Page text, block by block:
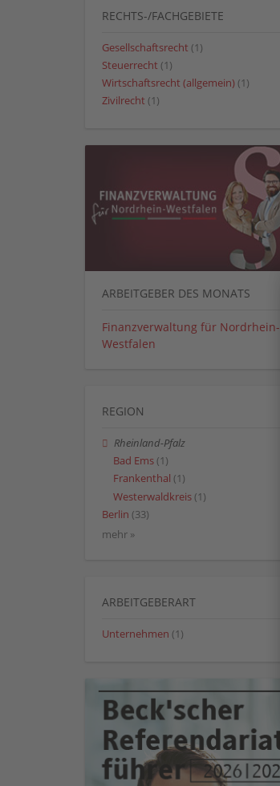
RECHTS-/FACHGEBIETE
Gesellschaftsrecht (1)
Steuerrecht (1)
Wirtschaftsrecht (allgemein) (1)
Zivilrecht (1)
ARBEITGEBER DES MONATS
Finanzverwaltung für Nordrhein-
Westfalen
REGION
Rheinland-Pfalz
Bad Ems (1)
Frankenthal (1)
Westerwaldkreis (1)
Berlin (33)
mehr »
ARBEITGEBERART
Unternehmen (1)